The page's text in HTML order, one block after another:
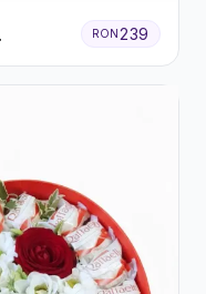
RON239